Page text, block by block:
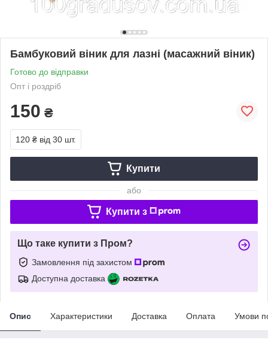
Бамбуковий віник для лазні (масажний віник)
Готово до відправки
Опт і роздріб
150 ₴
120 ₴ від 30 шт.
Купити
або
Купити з
Що таке купити з Пром?
Замовлення під захистом
Доступна доставка
Опис Характеристики Доставка Оплата Умови